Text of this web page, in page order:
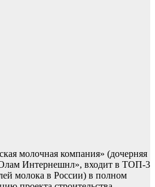
молочная компания» (дочерняя
Интернешнл», входит в ТОП-3
молока в России) в полном